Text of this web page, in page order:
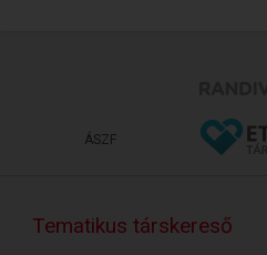
ÁSZF
Tematikus társkereső